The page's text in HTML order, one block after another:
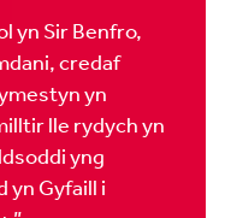
yn Sir Benfro,
credaf
yn
lle rydych yn
yng
yn Gyfaill i